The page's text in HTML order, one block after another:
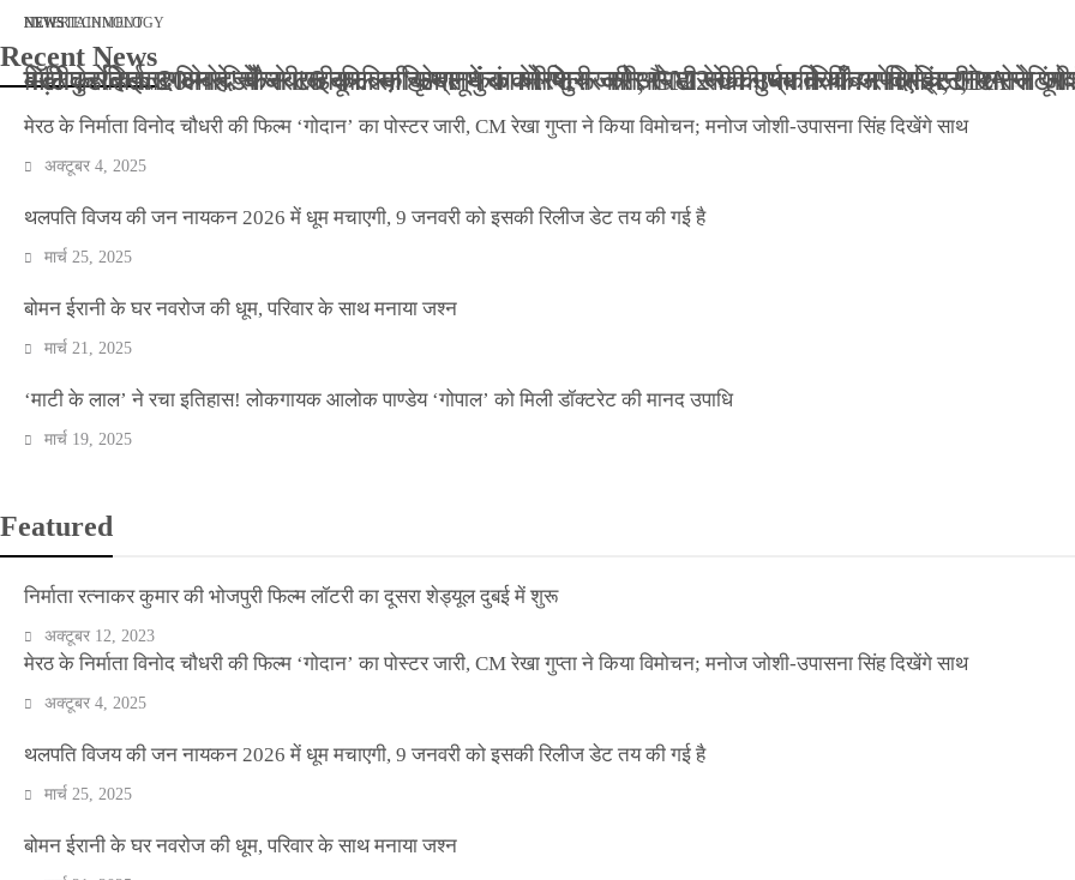
NEWS मार्च 2, 2026
बॉलीवुड के बाद अब डिफेंस टाइकून साहिल लूथरा को मिली जान से मारने की धमकियाँ : सेलिब्रिटी
NEWS जनवरी 29, 2026
बड़ी कार्रवाई: 20 माह से जबरन काबिज़ कृष्णा कुंज वेलफेयर सोसायटी की कार्यकारिणी अपदस्थ, JDA ने
ENTERTAINMENT
मेरठ के निर्माता विनोद चौधरी की फिल्म ‘गोदान’ का पोस्टर जारी, CM रेखा गुप्ता ने किया विमोचन; मनोज
NEWSTECHNOLOGY
मिलिए रोहित उगले से! कैसे 16 साल की उम्र में कंपनी शुरू की और 22 की उम्र तक बन गए इंटरनेशनल
Recent News
मेरठ के निर्माता विनोद चौधरी की फिल्म ‘गोदान’ का पोस्टर जारी, CM रेखा गुप्ता ने किया विमोचन; मनोज जोशी-उपासना सिंह दिखेंगे साथ
अक्टूबर 4, 2025
थलपति विजय की जन नायकन 2026 में धूम मचाएगी, 9 जनवरी को इसकी रिलीज डेट तय की गई है
मार्च 25, 2025
बोमन ईरानी के घर नवरोज की धूम, परिवार के साथ मनाया जश्न
मार्च 21, 2025
‘माटी के लाल’ ने रचा इतिहास! लोकगायक आलोक पाण्डेय ‘गोपाल’ को मिली डॉक्टरेट की मानद उपाधि
मार्च 19, 2025
Featured
निर्माता रत्नाकर कुमार की भोजपुरी फिल्म लॉटरी का दूसरा शेड्यूल दुबई में शुरू
अक्टूबर 12, 2023
मेरठ के निर्माता विनोद चौधरी की फिल्म ‘गोदान’ का पोस्टर जारी, CM रेखा गुप्ता ने किया विमोचन; मनोज जोशी-उपासना सिंह दिखेंगे साथ
अक्टूबर 4, 2025
थलपति विजय की जन नायकन 2026 में धूम मचाएगी, 9 जनवरी को इसकी रिलीज डेट तय की गई है
मार्च 25, 2025
बोमन ईरानी के घर नवरोज की धूम, परिवार के साथ मनाया जश्न
वीकेंड कर्फ्यू ने थामी दिल्ली की रफ्तार, नाइट कर्फ्यू वाले ई-पास इस बंदी में भी लागू